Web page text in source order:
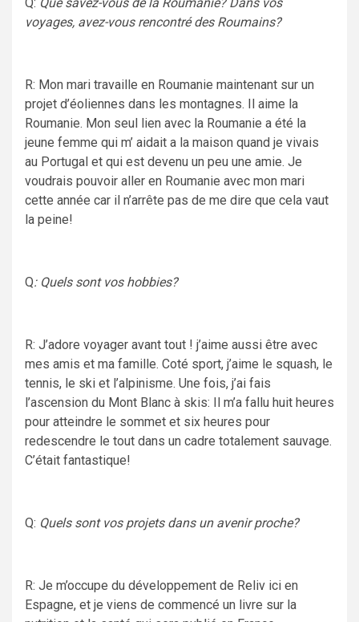
Q: Que savez-vous de la Roumanie? Dans vos
voyages, avez-vous rencontré des Roumains?
R: Mon mari travaille en Roumanie maintenant sur un
projet d’éoliennes dans les montagnes. Il aime la
Roumanie. Mon seul lien avec la Roumanie a été la
jeune femme qui m’ aidait a la maison quand je vivais
au Portugal et qui est devenu un peu une amie. Je
voudrais pouvoir aller en Roumanie avec mon mari
cette année car il n’arrête pas de me dire que cela vaut
la peine!
Q: Quels sont vos hobbies?
R: J’adore voyager avant tout ! j’aime aussi être avec
mes amis et ma famille. Coté sport, j’aime le squash, le
tennis, le ski et l’alpinisme. Une fois, j’ai fais
l’ascension du Mont Blanc à skis: Il m’a fallu huit heures
pour atteindre le sommet et six heures pour
redescendre le tout dans un cadre totalement sauvage.
C’était fantastique!
Q: Quels sont vos projets dans un avenir proche?
R: Je m’occupe du développement de Reliv ici en
Espagne, et je viens de commencé un livre sur la